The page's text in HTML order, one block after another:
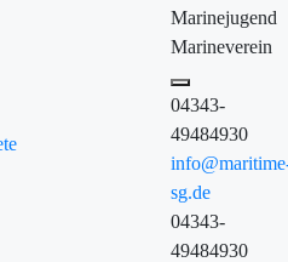
Marinejugend
Marineverein
04343-
49484930
sg.de
04343-
49484930